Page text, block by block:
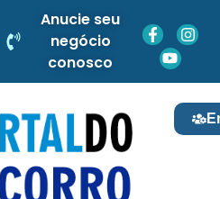
Anucie seu
negócio
conosco